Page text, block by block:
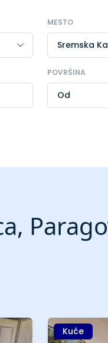
MESTO
POVRŠINA
Kuće